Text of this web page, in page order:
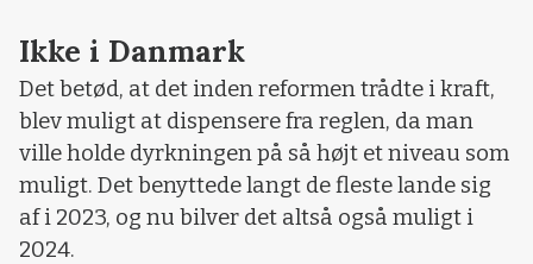
Ikke i Danmark
Det betød, at det inden reformen trådte i kraft,
blev muligt at dispensere fra reglen, da man
ville holde dyrkningen på så højt et niveau som
muligt. Det benyttede langt de fleste lande sig
af i 2023, og nu bilver det altså også muligt i
2024.